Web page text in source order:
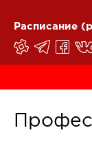
Расписание